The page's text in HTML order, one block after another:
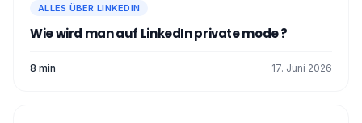
ALLES ÜBER LINKEDIN
Wie wird man auf LinkedIn private mode ?
8 min 17. Juni 2026